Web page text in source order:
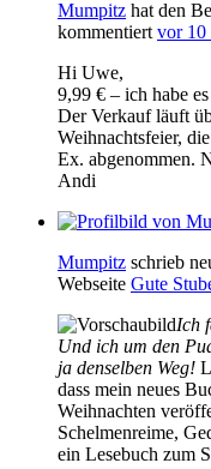
Mumpitz hat den
kommentiert vor 10
Hi Uwe,
9,99 € – ich habe
Der Verkauf läuft
Weihnachtsfeier,
Ex. abgenommen.
Andi
Mumpitz schrieb
Webseite Gute
Ich
Und ich um den
ja denselben Weg!
dass mein neues
Weihnachten
Schelmenreime,
ein Lesebuch zum